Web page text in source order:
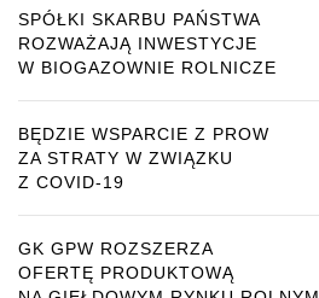
SPÓŁKI SKARBU PAŃSTWA
ROZWAŻAJĄ INWESTYCJE
W BIOGAZOWNIE ROLNICZE
BĘDZIE WSPARCIE Z PROW
ZA STRATY W ZWIĄZKU
Z COVID-19
GK GPW ROZSZERZA
OFERTĘ PRODUKTOWĄ